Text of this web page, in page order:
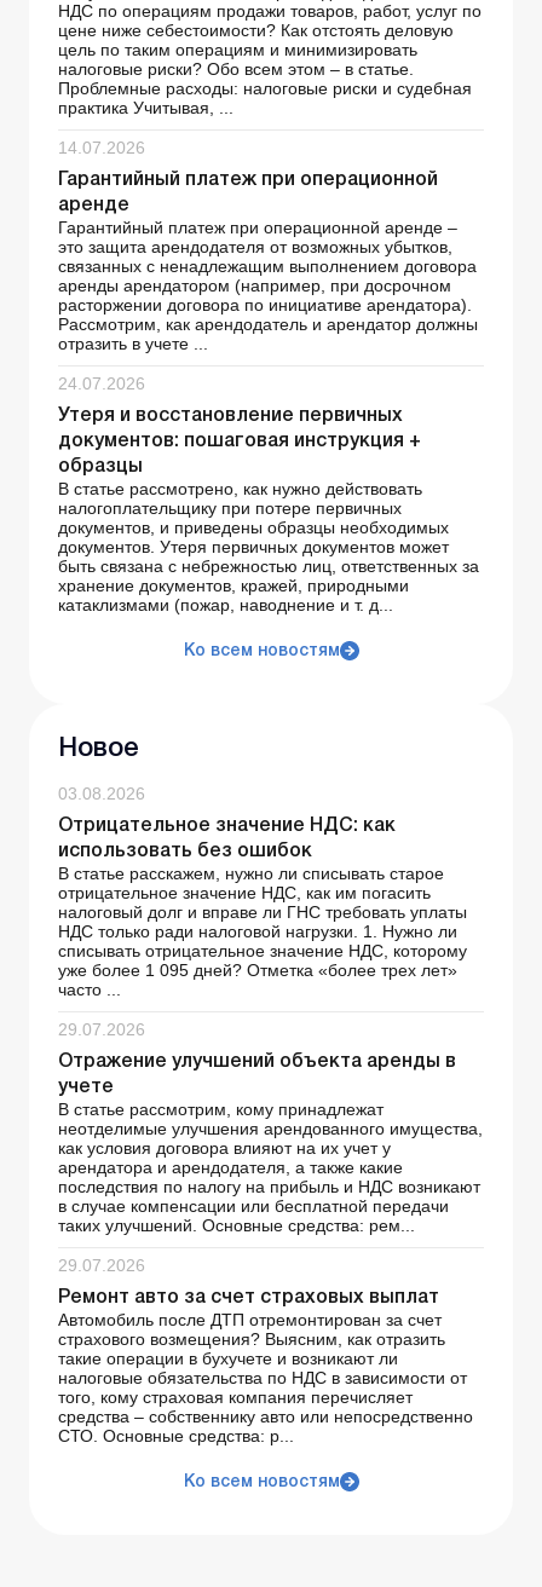
НДС по операциям продажи товаров, работ, услуг по
цене ниже себестоимости? Как отстоять деловую
цель по таким операциям и минимизировать
налоговые риски? Обо всем этом – в статье.
Проблемные расходы: налоговые риски и судебная
практика Учитывая, ...
14.07.2026
Гарантийный платеж при операционной
аренде
Гарантийный платеж при операционной аренде –
это защита арендодателя от возможных убытков,
связанных с ненадлежащим выполнением договора
аренды арендатором (например, при досрочном
расторжении договора по инициативе арендатора).
Рассмотрим, как арендодатель и арендатор должны
отразить в учете ...
24.07.2026
Утеря и восстановление первичных
документов: пошаговая инструкция +
образцы
В статье рассмотрено, как нужно действовать
налогоплательщику при потере первичных
документов, и приведены образцы необходимых
документов. Утеря первичных документов может
быть связана с небрежностью лиц, ответственных за
хранение документов, кражей, природными
катаклизмами (пожар, наводнение и т. д...
Ко всем новостям
Новое
03.08.2026
Отрицательное значение НДС: как
использовать без ошибок
В статье расскажем, нужно ли списывать старое
отрицательное значение НДС, как им погасить
налоговый долг и вправе ли ГНС требовать уплаты
НДС только ради налоговой нагрузки. 1. Нужно ли
списывать отрицательное значение НДС, которому
уже более 1 095 дней? Отметка «более трех лет»
часто ...
29.07.2026
Отражение улучшений объекта аренды в
учете
В статье рассмотрим, кому принадлежат
неотделимые улучшения арендованного имущества,
как условия договора влияют на их учет у
арендатора и арендодателя, а также какие
последствия по налогу на прибыль и НДС возникают
в случае компенсации или бесплатной передачи
таких улучшений. Основные средства: рем...
29.07.2026
Ремонт авто за счет страховых выплат
Автомобиль после ДТП отремонтирован за счет
страхового возмещения? Выясним, как отразить
такие операции в бухучете и возникают ли
налоговые обязательства по НДС в зависимости от
того, кому страховая компания перечисляет
средства – собственнику авто или непосредственно
СТО. Основные средства: р...
Ко всем новостям